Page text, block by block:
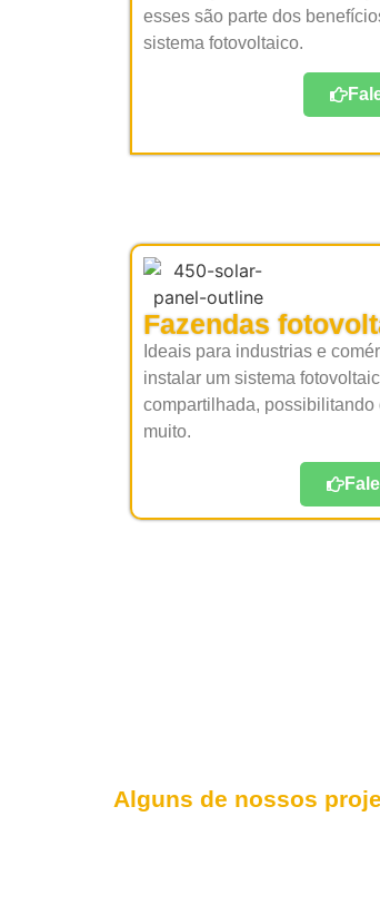
esses são parte dos
sistema fotovoltaico.
Fazendas
Ideais para industrias e
instalar um sistema
compartilhada,
muito.
Alguns de nossos